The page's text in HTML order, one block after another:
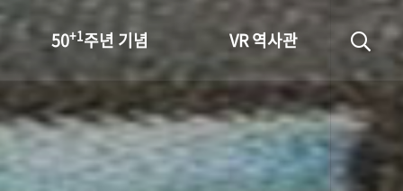
50+1주년 기념
성과 50선
숫자로 보는 50년
주년 광장
VR 역사관